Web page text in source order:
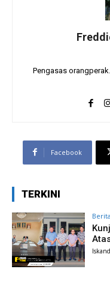
Pengasas
Facebook
TERKINI
Berita